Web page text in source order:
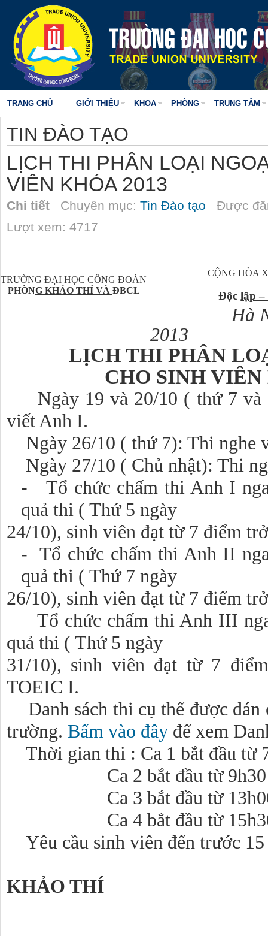
TRANG CHỦ GIỚI THIỆU KHOA PHÒNG TRUNG TÂM
TIN ĐÀO TẠO
LỊCH THI PHÂN LOẠI
VIÊN KHÓA 2013
Chi tiết Chuyên mục: Tin Đào tạo Được
Lượt xem: 4717
TRƯỜNG ĐẠI HỌC CÔNG ĐOÀN
PHÒNG KHẢO THÍ VÀ ĐBCL
CỘNG HÒA
Độclập
Hà
2013
LỊCH THI PHÂN
CHO SINH VIÊN
Ngày 19 và 20/10 ( thứ 7
viết Anh I.
Ngày 26/10 ( thứ 7): Thi nghe
Ngày 27/10 ( Chủ nhật): Thi
- Tổ chức chấm thi Anh I
quả thi ( Thứ 5 ngày
24/10), sinh viên đạt từ 7 điểm
- Tổ chức chấm thi Anh II
quả thi ( Thứ 7 ngày
26/10), sinh viên đạt từ 7 điểm
Tổ chức chấm thi Anh III
quả thi ( Thứ 5 ngày
31/10), sinh viên đạt từ 7
TOEIC I.
Danh sách thi cụ thể được
trường. Bấm vào đây để xem
Thời gian thi : Ca 1 bắt đầu từ
Ca 2 bắt đầu từ
Ca 3 bắt đầu từ
Ca 4 bắt đầu từ
Yêu cầu sinh viên đến trước
KHẢO THÍ